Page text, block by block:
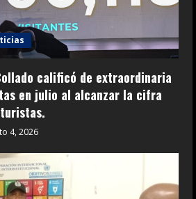
calificó de extraordinaria
en julio al alcanzar la cifra
4, 2026